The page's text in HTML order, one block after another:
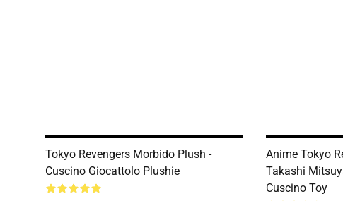
Tokyo Revengers Morbido Plush -
Cuscino Giocattolo Plushie
Anime Tokyo
Takashi
Cuscino Toy